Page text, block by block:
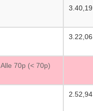
3.40,19
3.22,06
Alle 70p (< 70p)
2.52,94